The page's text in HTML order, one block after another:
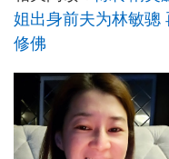
姐出身前夫为林敏骢
修佛